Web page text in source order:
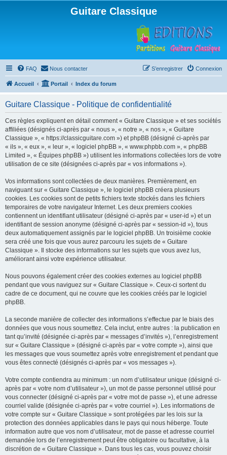
Guitare Classique
FAQ Nous contacter Connexion
S’enregistrer
Accueil Portail Index du forum
Guitare Classique - Politique de confidentialité
Ces règles expliquent en détail comment « Guitare Classique » et ses sociétés
affiliées (désignés ci-après par « nous », « notre », « nos », « Guitare
Classique », « https://classicguitare.com ») et phpBB (désigné ci-après par
« ils », « eux », « leur », « logiciel phpBB », « www.phpbb.com », « phpBB
Limited », « Équipes phpBB ») utilisent les informations collectées lors de votre
utilisation de ce site (désignées ci-après par « vos informations »).
Vos informations sont collectées de deux manières. Premièrement, en
naviguant sur « Guitare Classique », le logiciel phpBB créera plusieurs
cookies. Les cookies sont de petits fichiers texte stockés dans les fichiers
temporaires de votre navigateur Internet. Les deux premiers cookies
contiennent un identifiant utilisateur (désigné ci-après par « user-id ») et un
identifiant de session anonyme (désigné ci-après par « session-id »), tous
deux automatiquement assignés par le logiciel phpBB. Un troisième cookie
sera créé une fois que vous aurez parcouru les sujets de « Guitare
Classique ». Il stocke des informations sur les sujets que vous avez lus,
améliorant ainsi votre expérience utilisateur.
Nous pouvons également créer des cookies externes au logiciel phpBB
pendant que vous naviguez sur « Guitare Classique ». Ceux-ci sortent du
cadre de ce document, qui ne couvre que les cookies créés par le logiciel
phpBB.
La seconde manière de collecter des informations s’effectue par le biais des
données que vous nous soumettez. Cela inclut, entre autres : la publication en
tant qu’invité (désignée ci-après par « messages d’invités »), l’enregistrement
sur « Guitare Classique » (désigné ci-après par « votre compte »), ainsi que
les messages que vous soumettez après votre enregistrement et pendant que
vous êtes connecté (désignés ci-après par « vos messages »).
Votre compte contiendra au minimum : un nom d’utilisateur unique (désigné ci-
après par « votre nom d’utilisateur »), un mot de passe personnel utilisé pour
vous connecter (désigné ci-après par « votre mot de passe »), et une adresse
courriel valide (désignée ci-après par « votre courriel »). Les informations de
votre compte sur « Guitare Classique » sont protégées par les lois sur la
protection des données applicables dans le pays qui nous héberge. Toute
information autre que vos nom d’utilisateur, mot de passe et adresse courriel
demandée lors de l’enregistrement peut être obligatoire ou facultative, à la
discrétion de « Guitare Classique ». Dans tous les cas, vous pouvez choisir